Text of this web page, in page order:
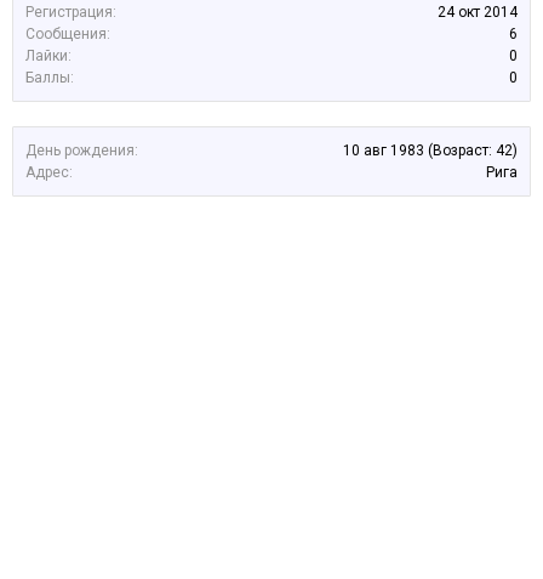
Регистрация:
24 окт 2014
Сообщения:
6
Лайки:
0
Баллы:
0
День рождения: 10 авг 1983 (Возраст: 42)
Адрес:
Рига